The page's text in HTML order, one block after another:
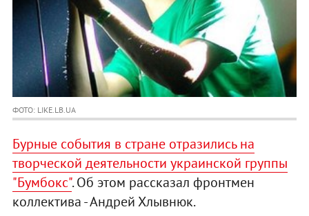
ФОТО: LIKE.LB.UA
Бурные события в стране отразились на
творческой деятельности украинской группы
"Бумбокс". Об этом рассказал фронтмен
коллектива - Андрей Хлывнюк.